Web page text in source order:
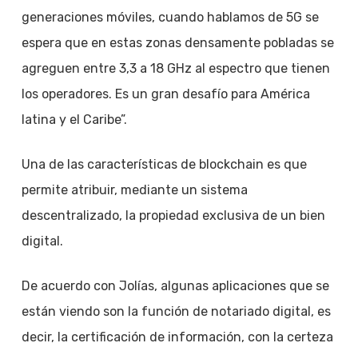
generaciones móviles, cuando hablamos de 5G se
espera que en estas zonas densamente pobladas se
agreguen entre 3,3 a 18 GHz al espectro que tienen
los operadores. Es un gran desafío para América
latina y el Caribe”.
Una de las características de blockchain es que
permite atribuir, mediante un sistema
descentralizado, la propiedad exclusiva de un bien
digital.
De acuerdo con Jolías, algunas aplicaciones que se
están viendo son la función de notariado digital, es
decir, la certificación de información, con la certeza